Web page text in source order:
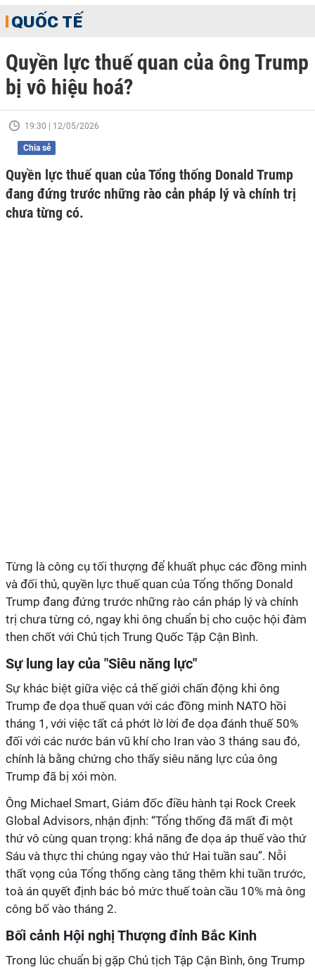
QUỐC TẾ
Quyền lực thuế quan của ông Trump
bị vô hiệu hoá?
19:30 | 12/05/2026
Chia sẻ
Quyền lực thuế quan của Tổng thống Donald Trump
đang đứng trước những rào cản pháp lý và chính trị
chưa từng có.
Từng là công cụ tối thượng để khuất phục các đồng minh
và đối thủ, quyền lực thuế quan của Tổng thống Donald
Trump đang đứng trước những rào cản pháp lý và chính
trị chưa từng có, ngay khi ông chuẩn bị cho cuộc hội đàm
then chốt với Chủ tịch Trung Quốc Tập Cận Bình.
Sự lung lay của "Siêu năng lực"
Sự khác biệt giữa việc cả thế giới chấn động khi ông
Trump đe dọa thuế quan với các đồng minh NATO hồi
tháng 1, với việc tất cả phớt lờ lời đe dọa đánh thuế 50%
đối với các nước bán vũ khí cho Iran vào 3 tháng sau đó,
chính là bằng chứng cho thấy siêu năng lực của ông
Trump đã bị xói mòn.
Ông Michael Smart, Giám đốc điều hành tại Rock Creek
Global Advisors, nhận định: “Tổng thống đã mất đi một
thứ vô cùng quan trọng: khả năng đe dọa áp thuế vào thứ
Sáu và thực thi chúng ngay vào thứ Hai tuần sau”. Nỗi
thất vọng của Tổng thống càng tăng thêm khi tuần trước,
toà án quyết định bác bỏ mức thuế toàn cầu 10% mà ông
công bố vào tháng 2.
Bối cảnh Hội nghị Thượng đỉnh Bắc Kinh
Trong lúc chuẩn bị gặp Chủ tịch Tập Cận Bình, ông Trump